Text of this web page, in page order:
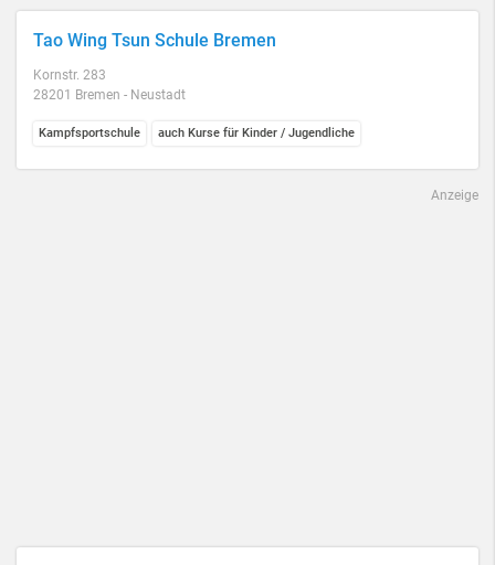
Tao Wing Tsun Schule Bremen
Kornstr. 283
28201 Bremen - Neustadt
Kampfsportschule auch Kurse für Kinder / Jugendliche
Anzeige